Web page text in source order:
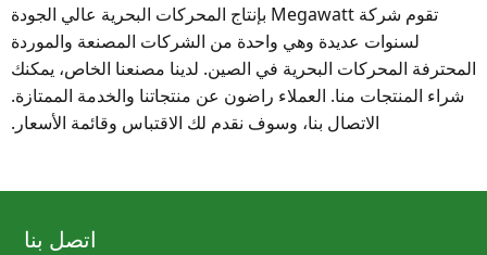
تقوم شركة Megawatt بإنتاج المحركات البحرية عالي الجودة
لسنوات عديدة وهي واحدة من الشركات المصنعة والموردة
المحترفة المحركات البحرية في الصين. لدينا مصنعنا الخاص، يمكنك
شراء المنتجات منا. العملاء راضون عن منتجاتنا والخدمة الممتازة.
الاتصال بنا، وسوف نقدم لك الاقتباس وقائمة الأسعار.
اتصل بنا